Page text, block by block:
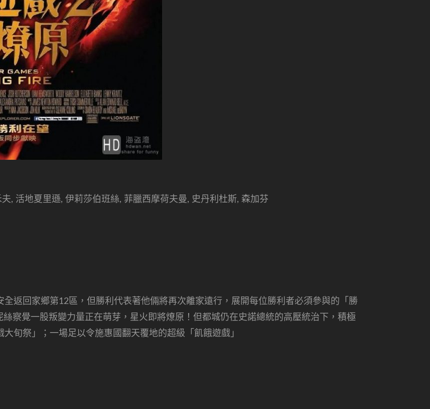
, 活地夏里遜, 伊莉莎伯班絲, 菲臘西摩荷夫曼, 史丹利杜斯, 森加芬
返回家鄉第12區，但勝利代表著他倆將再次離家遠行，展開每位勝利者必須參與的「勝
察覺一股叛變力量正在萌芽，星火即將燎原！但都城仍在史諾總統的高壓統治下，積極
旬祭」；一場足以令施惠國翻天覆地的超級「飢餓遊戲」